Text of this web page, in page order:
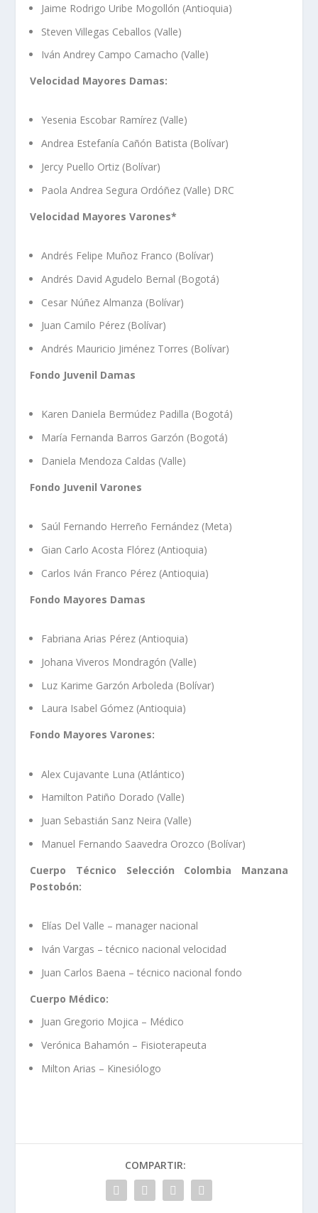
Jaime Rodrigo Uribe Mogollón (Antioquia)
Steven Villegas Ceballos (Valle)
Iván Andrey Campo Camacho (Valle)
Velocidad Mayores Damas:
Yesenia Escobar Ramírez (Valle)
Andrea Estefanía Cañón Batista (Bolívar)
Jercy Puello Ortiz (Bolívar)
Paola Andrea Segura Ordóñez (Valle) DRC
Velocidad Mayores Varones*
Andrés Felipe Muñoz Franco (Bolívar)
Andrés David Agudelo Bernal (Bogotá)
Cesar Núñez Almanza (Bolívar)
Juan Camilo Pérez (Bolívar)
Andrés Mauricio Jiménez Torres (Bolívar)
Fondo Juvenil Damas
Karen Daniela Bermúdez Padilla (Bogotá)
María Fernanda Barros Garzón (Bogotá)
Daniela Mendoza Caldas (Valle)
Fondo Juvenil Varones
Saúl Fernando Herreño Fernández (Meta)
Gian Carlo Acosta Flórez (Antioquia)
Carlos Iván Franco Pérez (Antioquia)
Fondo Mayores Damas
Fabriana Arias Pérez (Antioquia)
Johana Viveros Mondragón (Valle)
Luz Karime Garzón Arboleda (Bolívar)
Laura Isabel Gómez (Antioquia)
Fondo Mayores Varones:
Alex Cujavante Luna (Atlántico)
Hamilton Patiño Dorado (Valle)
Juan Sebastián Sanz Neira (Valle)
Manuel Fernando Saavedra Orozco (Bolívar)
Cuerpo Técnico Selección Colombia Manzana
Postobón:
Elías Del Valle – manager nacional
Iván Vargas – técnico nacional velocidad
Juan Carlos Baena – técnico nacional fondo
Cuerpo Médico:
Juan Gregorio Mojica – Médico
Verónica Bahamón – Fisioterapeuta
Milton Arias – Kinesiólogo
COMPARTIR: